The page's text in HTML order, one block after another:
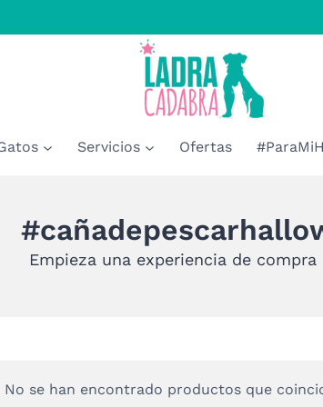
Servicios Ofertas
Empieza una experiencia de compra
No se han encontrado productos que